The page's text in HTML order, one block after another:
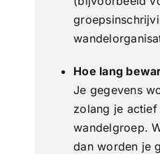
Hoe lang
Je gegevens
zolang je actief
wandelgroep.
dan worden je